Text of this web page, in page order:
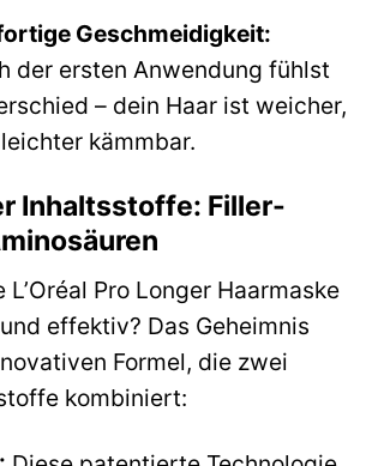
Geschmeidigkeit:
der ersten Anwendung fühlst
– dein Haar ist weicher,
kämmbar.
Inhaltsstoffe: Filler-
Pro Longer Haarmaske
effektiv? Das Geheimnis
Formel, die zwei
kombiniert: